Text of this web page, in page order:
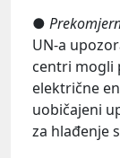
●
UN-a
centri mogli
električne
uobičajeni
za hlađenje